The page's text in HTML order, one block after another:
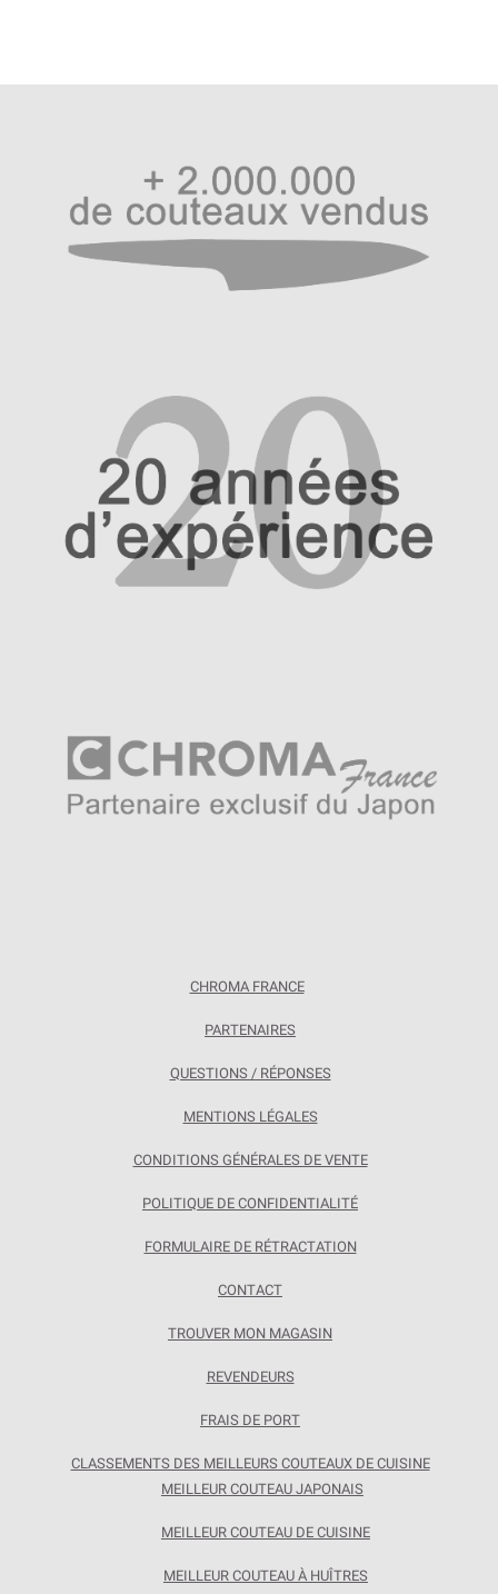
CHROMA FRANCE
PARTENAIRES
QUESTIONS / RÉPONSES
MENTIONS LÉGALES
CONDITIONS GÉNÉRALES DE VENTE
POLITIQUE DE CONFIDENTIALITÉ
FORMULAIRE DE RÉTRACTATION
CONTACT
TROUVER MON MAGASIN
REVENDEURS
FRAIS DE PORT
CLASSEMENTS DES MEILLEURS COUTEAUX DE CUISINE
MEILLEUR COUTEAU JAPONAIS
MEILLEUR COUTEAU DE CUISINE
MEILLEUR COUTEAU À HUÎTRES